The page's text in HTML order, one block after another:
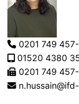
0201 749
01520 4380
0201 749